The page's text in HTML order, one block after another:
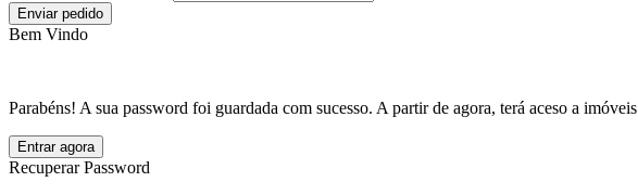
Enviar pedido
Bem Vindo
Parabéns! A sua password foi guardada com sucesso. A partir de agora, terá aceso a
Entrar agora
Recuperar Password